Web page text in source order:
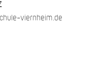
viernheim.de